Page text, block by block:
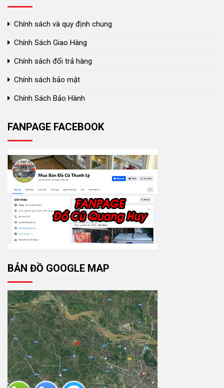
Chính sách và quy định chung
Chính Sách Giao Hàng
Chính sách đổi trả hàng
Chính sách bảo mật
Chính Sách Bảo Hành
FANPAGE FACEBOOK
BẢN ĐỒ GOOGLE MAP